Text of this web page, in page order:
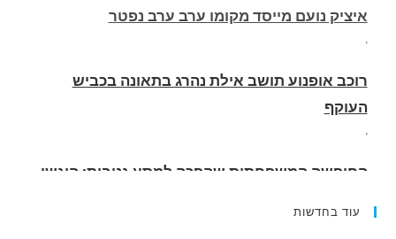
רוכב אופנוע תושב אילת נהרג בתאונה בכביש
העוקף
החופשה המשפחתית שהפכה למסע גניבות: הוגשו
עוד בחדשות